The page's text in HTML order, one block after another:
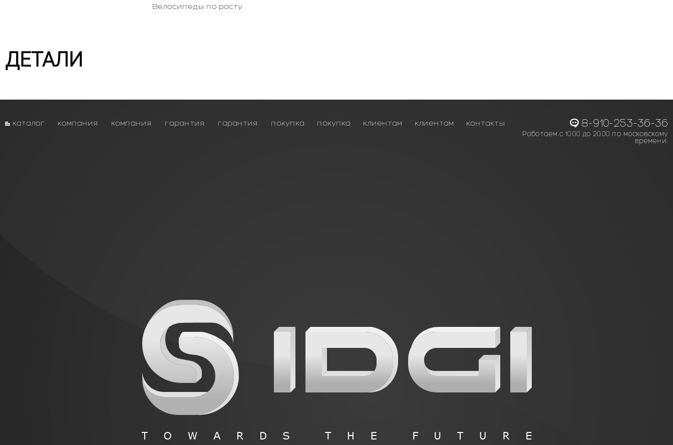
Велосипеды по росту
ДЕТАЛИ
каталог компания компания гарантия гарантия покупка покупка клиентам клиентам контакты 8-910-253-36-36
Работаем с 10.00 до 20.00 по московскому
времени.